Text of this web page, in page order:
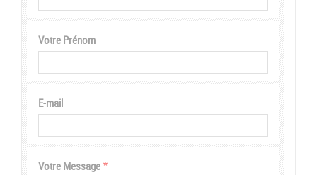
Votre Prénom
E-mail
Votre Message